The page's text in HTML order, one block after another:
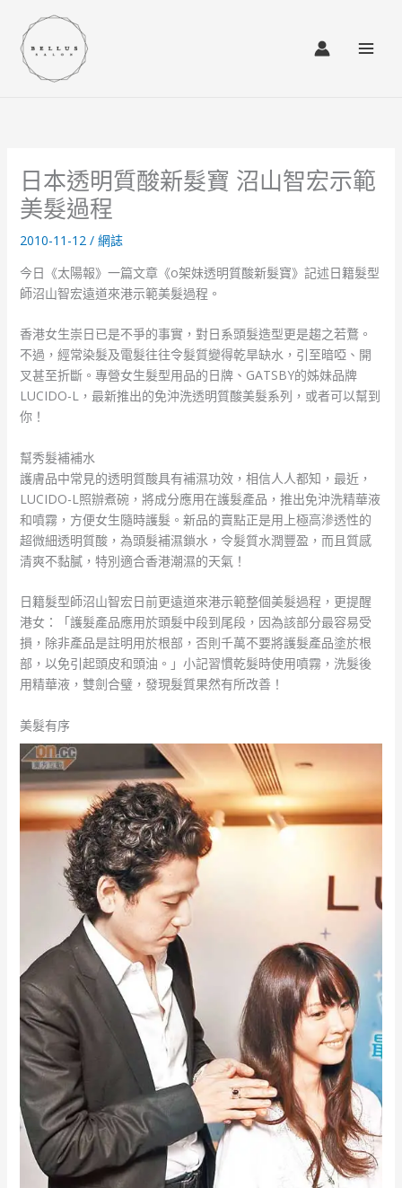
content
日本透明質酸新髮寶 沼山智宏示範
美髮過程
2010-11-12 / 網誌
今日《太陽報》一篇文章《o架妹透明質酸新髮寶》記述日籍髮型
師沼山智宏遠道來港示範美髮過程。
香港女生崇日已是不爭的事實，對日系頭髮造型更是趨之若鶩。
不過，經常染髮及電髮往往令髮質變得乾旱缺水，引至暗啞、開
叉甚至折斷。專營女生髮型用品的日牌、GATSBY的姊妹品牌
LUCIDO-L，最新推出的免沖洗透明質酸美髮系列，或者可以幫到
你！
幫秀髮補補水
護膚品中常見的透明質酸具有補濕功效，相信人人都知，最近，
LUCIDO-L照辦煮碗，將成分應用在護髮產品，推出免沖洗精華液
和噴霧，方便女生隨時護髮。新品的賣點正是用上極高滲透性的
超微細透明質酸，為頭髮補濕鎖水，令髮質水潤豐盈，而且質感
清爽不黏膩，特別適合香港潮濕的天氣！
日籍髮型師沼山智宏日前更遠道來港示範整個美髮過程，更提醒
港女：「護髮產品應用於頭髮中段到尾段，因為該部分最容易受
損，除非產品是註明用於根部，否則千萬不要將護髮產品塗於根
部，以免引起頭皮和頭油。」小記習慣乾髮時使用噴霧，洗髮後
用精華液，雙劍合璧，發現髮質果然有所改善！
美髮有序